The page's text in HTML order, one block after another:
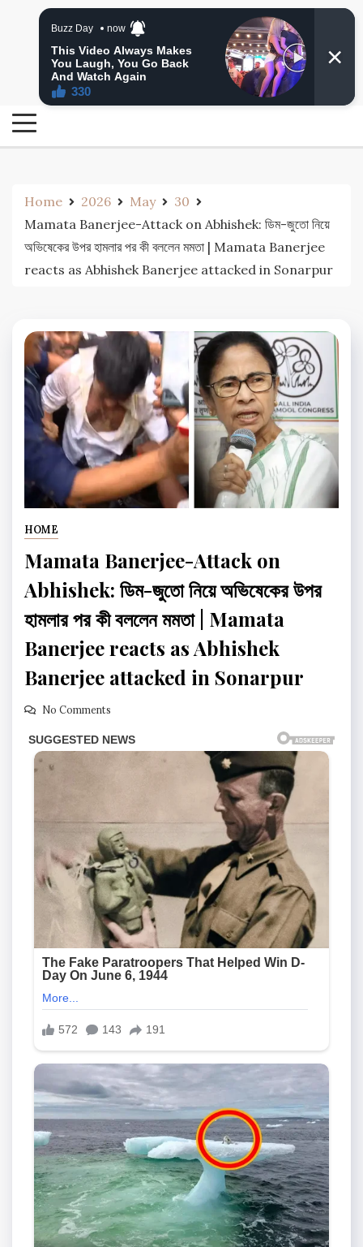
24 Ghanta Bangla News
24 Ghanta Bengali News
Home 2026 May
30
Mamata Banerjee-Attack on Abhishek: ডিম-জুতো নিয়ে
অভিষেকের উপর হামলার পর কী বললেন মমতা | Mamata Banerjee
reacts as Abhishek Banerjee attacked in Sonarpur
HOME
Mamata Banerjee-Attack on
Abhishek: ডিম-জুতো নিয়ে অভিষেকের উপর
হামলার পর কী বললেন মমতা | Mamata
Banerjee reacts as Abhishek
Banerjee attacked in Sonarpur
No Comments